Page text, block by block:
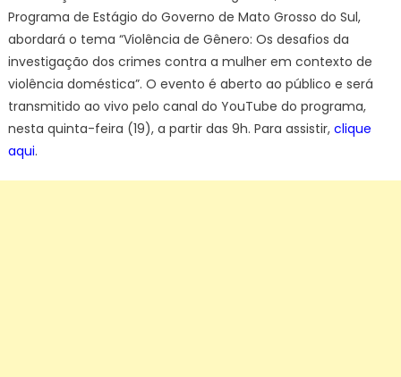
Programa de Estágio do Governo de Mato Grosso do Sul,
abordará o tema “Violência de Gênero: Os desafios da
investigação dos crimes contra a mulher em contexto de
violência doméstica”. O evento é aberto ao público e será
transmitido ao vivo pelo canal do YouTube do programa,
nesta quinta-feira (19), a partir das 9h. Para assistir, clique
aqui.